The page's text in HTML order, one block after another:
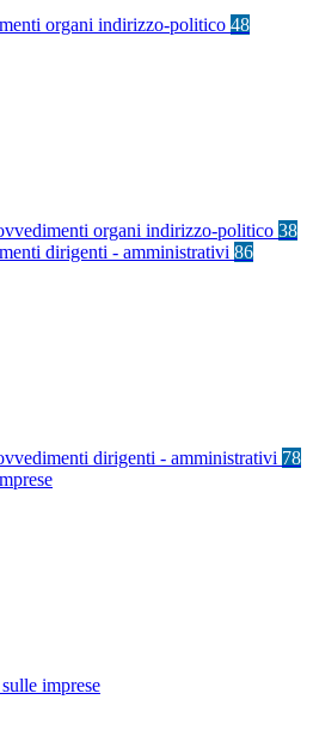
organi indirizzo-politico 48
organi indirizzo-politico 38
dirigenti - amministrativi 86
dirigenti - amministrativi 78
imprese